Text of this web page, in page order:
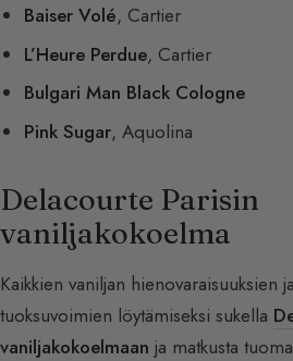
Baiser Volé, Cartier
L’Heure Perdue, Cartier
Bulgari Man Black Cologne
Pink Sugar, Aquolina
Delacourte Parisin
vaniljakokoelma
Kaikkien vaniljan hienovaraisuuksien
tuoksuvoimien löytämiseksi sukella
vaniljakokoelmaan ja matkusta